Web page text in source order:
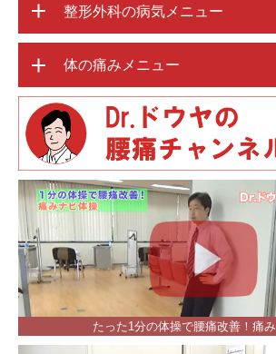
整形外科の病気メニュー
体の痛みメニュー
たった1分の体操で腰痛改善！痛